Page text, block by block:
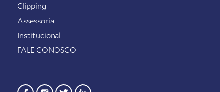
Clipping
Assessoria
Institucional
FALE CONOSCO